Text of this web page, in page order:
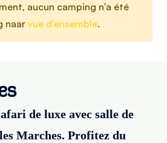
aucun camping n'a été
naar vue d'ensemble.
de luxe avec salle de
Marches. Profitez du